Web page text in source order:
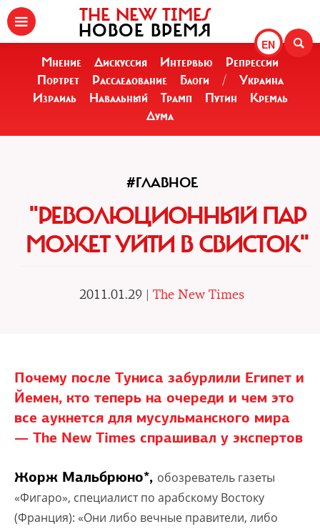
EN
THE NEW TIMES
НОВОЕ ВРЕМЯ
Мнение Дискуссия Интервью
Репрессии
Портрет
Расследование Блоги /
Украина
Израиль
Навальный Трамп Путин
Кремль
Дума
#ГЛАВНОЕ
"РЕВОЛЮЦИОННЫЙ ПАР
МОЖЕТ УЙТИ В СВИСТОК"
2011.01.29 | The New Times
Почему после Туниса забурлили Египет и
Йемен, кто теперь на очереди и чем это
все аукнется для мусульманского мира
— The New Times спрашивал у экспертов
Жорж Мальбрюно*, обозреватель газеты
«Фигаро», специалист по арабскому Востоку
(Франция): «Они либо вечные правители, либо